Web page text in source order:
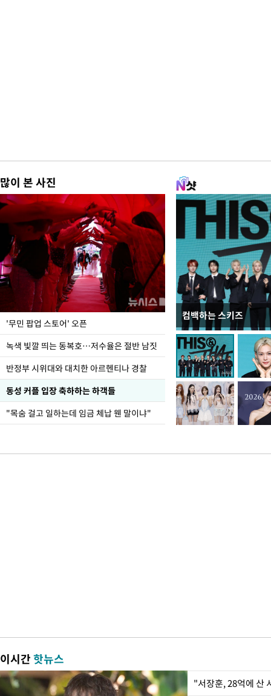
많이 본 사진
'무민 팝업 스토어' 오픈
녹색 빛깔 띄는 동복호…저수율은 절반 남짓
반정부 시위대와 대치한 아르헨티나 경찰
동성 커플 입장 축하하는 하객들
"목숨 걸고 일하는데 임금 체납 웬 말이냐"
컴백하는 스키즈
지석천 뒤덮은 개구리
이시간핫뉴스
"서장훈, 28억에 산